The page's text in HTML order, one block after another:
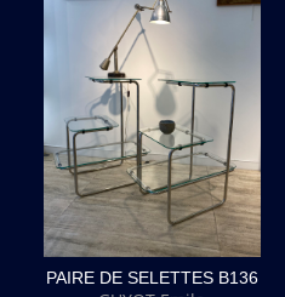
PAIRE DE SELETTES B136